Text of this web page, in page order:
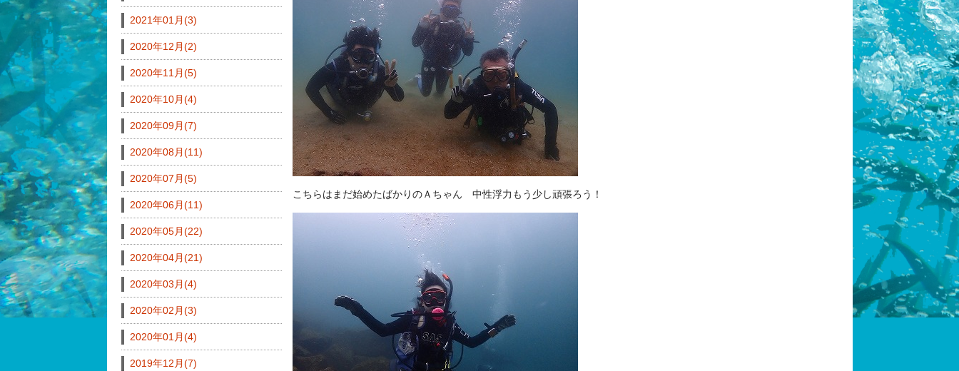
こちらはまだ始めたばかりのＡちゃん 中性浮力もう少し頑張ろう！
2021年01月(3)
2020年12月(2)
2020年11月(5)
2020年10月(4)
2020年09月(7)
2020年08月(11)
2020年07月(5)
2020年06月(11)
2020年05月(22)
2020年04月(21)
2020年03月(4)
2020年02月(3)
2020年01月(4)
2019年12月(7)